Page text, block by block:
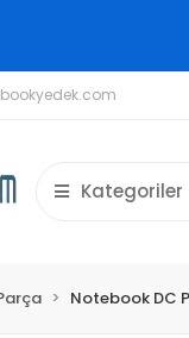
Kategoriler
Notebook DC